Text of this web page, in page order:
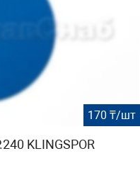
170 ₸/шт
KLINGSPOR